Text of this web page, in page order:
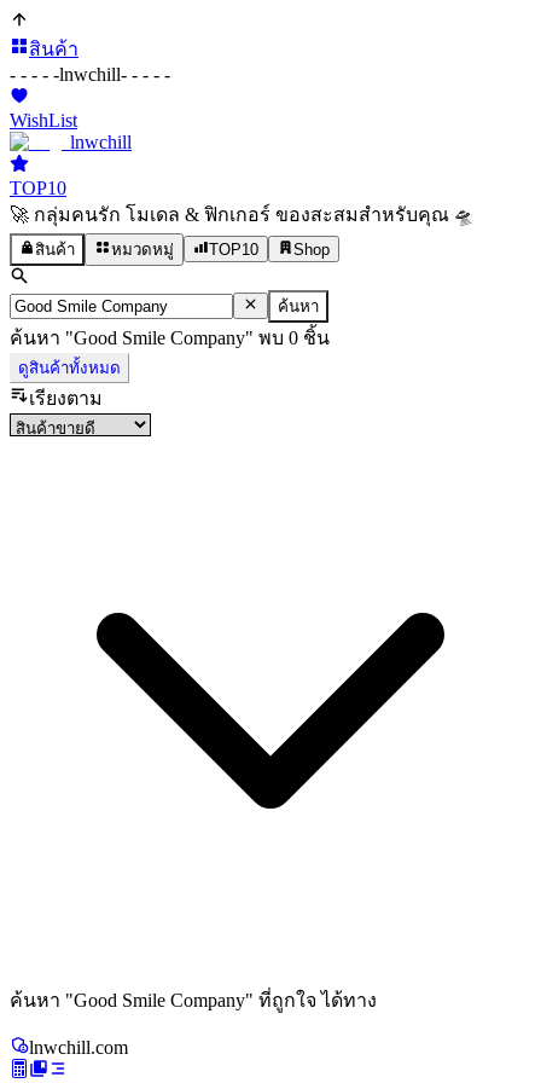
สินค้า
- - - - -lnwchill- - - - -
WishList
lnwchill
TOP10
🚀 กลุ่มคนรัก โมเดล & ฟิกเกอร์ ของสะสมสำหรับคุณ 🛸
สินค้า หมวดหมู่ TOP10 Shop
ค้นหา
ค้นหา "Good Smile Company" พบ 0 ชิ้น
ดูสินค้าทั้งหมด
เรียงตาม
ค้นหา "Good Smile Company" ที่ถูกใจ ได้ทาง
lnwchill.com